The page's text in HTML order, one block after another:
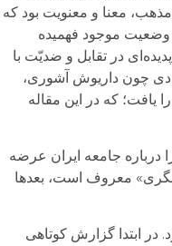
معنا و معنویت بود که
وضعیت موجود فهمیده
در تقابل و ضدیّت با
چون داریوش آشوری،
یافت؛ که در این مقاله
درباره جامعه ایران عرضه
معروف است، بعدها
ابتدا گزارش کوتاهی